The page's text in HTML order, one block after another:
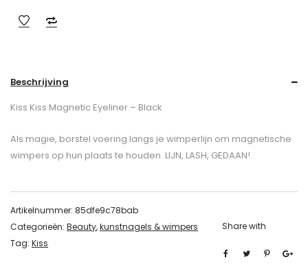
Beschrijving
Kiss Kiss Magnetic Eyeliner – Black
Als magie, borstel voering langs je wimperlijn om magnetische
wimpers op hun plaats te houden. LIJN, LASH, GEDAAN!
Artikelnummer: 85dfe9c78bab
Categorieën: Beauty,kunstnagels & wimpers
Tag: Kiss
Share with